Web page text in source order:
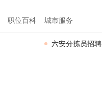
职位百科 城市服务
六安分拣员招聘